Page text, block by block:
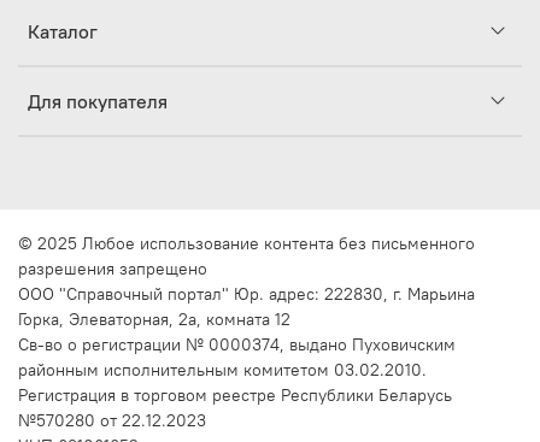
Каталог
Для покупателя
© 2025 Любое использование контента без письменного
разрешения запрещено
ООО "Справочный портал" Юр. адрес: 222830, г. Марьина
Горка, Элеваторная, 2a, комната 12
Св-во о регистрации № 0000374, выдано Пуховичским
районным исполнительным комитетом 03.02.2010.
Регистрация в торговом реестре Республики Беларусь
№570280 от 22.12.2023